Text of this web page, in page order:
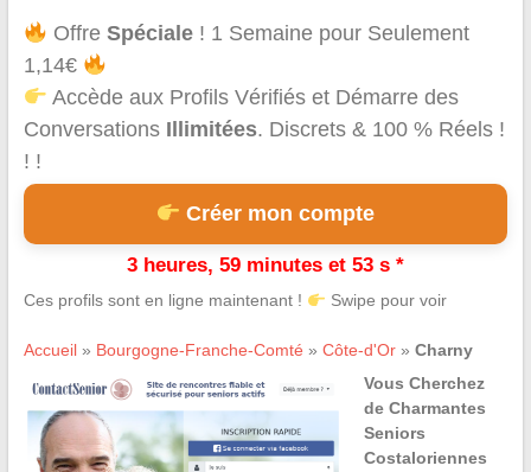
OffreSpéciale ! 1 Semaine pour Seulement
1,14€
Accède aux Profils Vérifiés et Démarre des
Conversations Illimitées. Discrets & 100 % Réels !
! !
Créer mon compte
3 heures, 59 minutes et 53 s *
Ces profils sont en ligne maintenant ! Swipe pour voir
Accueil» Bourgogne-Franche-Comté » Côte-d'Or» Charny
Vous Cherchez
de Charmantes
Seniors
Costaloriennes